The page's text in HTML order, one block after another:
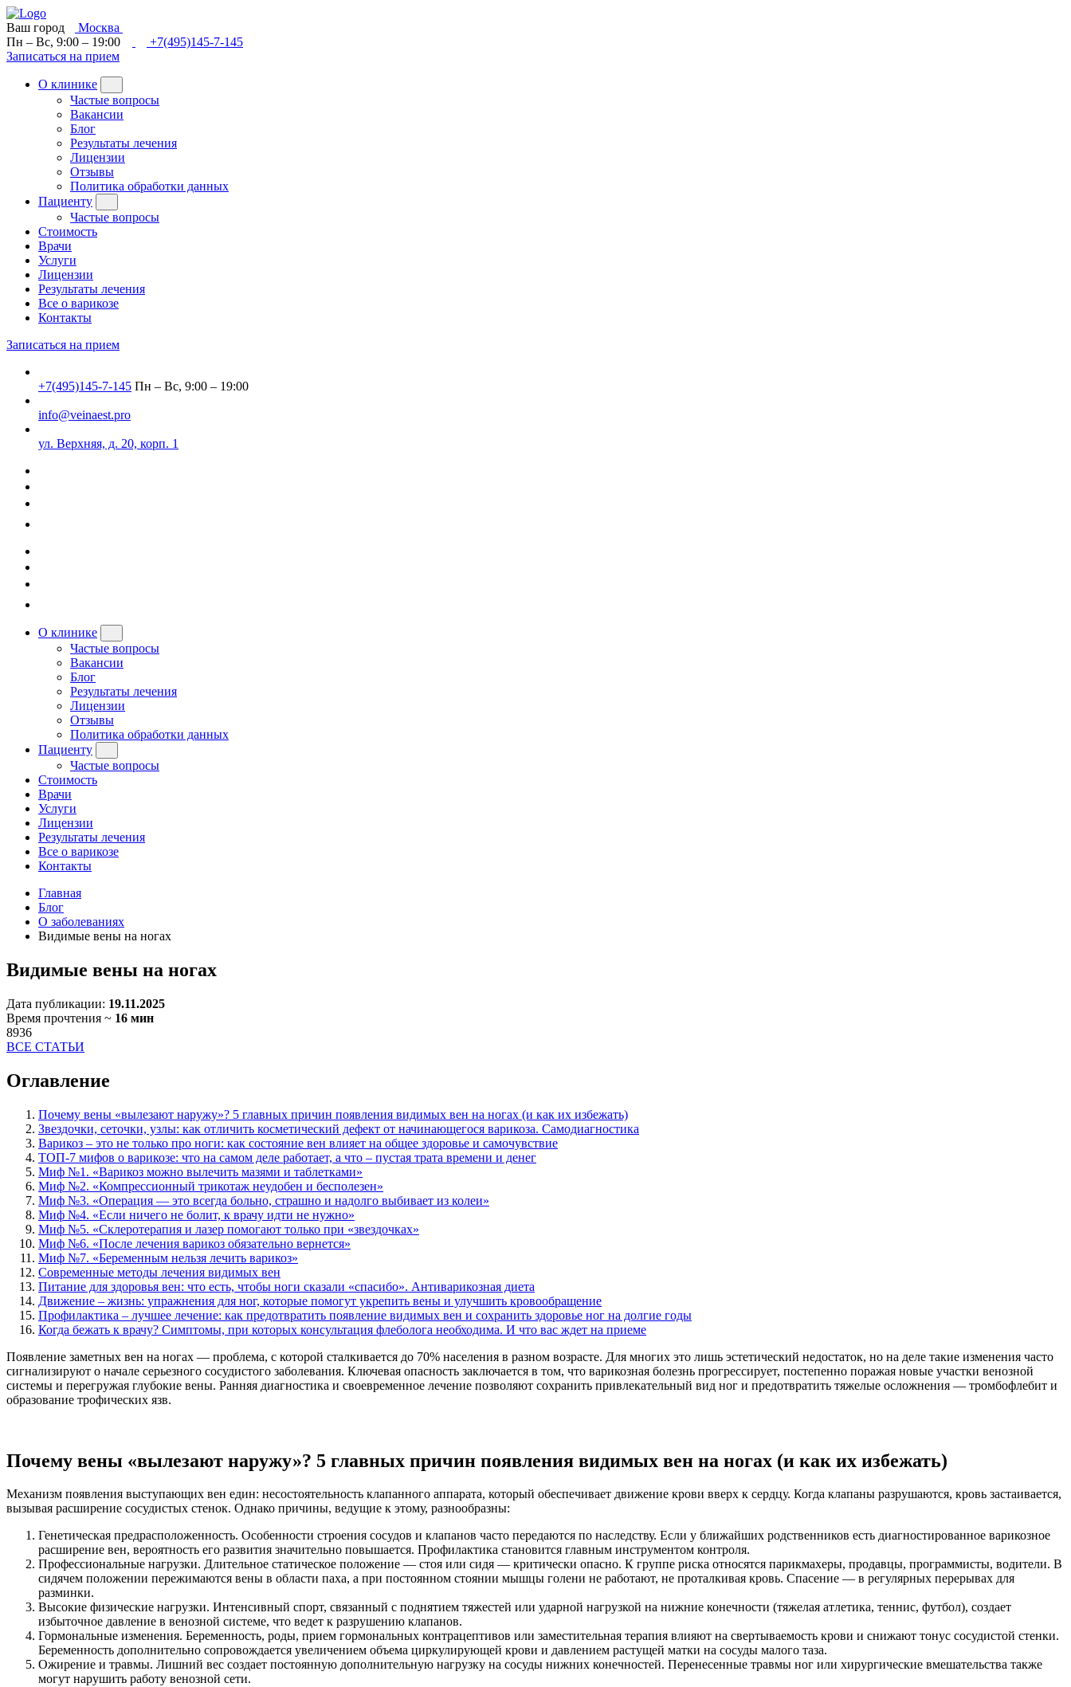
Ваш город
Москва
Пн – Вс, 9:00 – 19:00
+7(495)145-7-145
Записаться на прием
О клинике
Частые вопросы
Вакансии
Блог
Результаты лечения
Лицензии
Отзывы
Политика обработки данных
Пациенту
Частые вопросы
Стоимость
Врачи
Услуги
Лицензии
Результаты лечения
Все о варикозе
Контакты
Записаться на прием
+7(495)145-7-145 Пн – Вс, 9:00 – 19:00
info@veinaest.pro
ул. Верхняя, д. 20, корп. 1
О клинике
Частые вопросы
Вакансии
Блог
Результаты лечения
Лицензии
Отзывы
Политика обработки данных
Пациенту
Частые вопросы
Стоимость
Врачи
Услуги
Лицензии
Результаты лечения
Все о варикозе
Контакты
Главная
Блог
О заболеваниях
Видимые вены на ногах
Видимые вены на ногах
Дата публикации: 19.11.2025
Время прочтения ~ 16 мин
8936
ВСЕ СТАТЬИ
Оглавление
Почему вены «вылезают наружу»? 5 главных причин появления видимых вен на ногах (и как их избежать)
Звездочки, сеточки, узлы: как отличить косметический дефект от начинающегося варикоза. Самодиагностика
Варикоз – это не только про ноги: как состояние вен влияет на общее здоровье и самочувствие
ТОП-7 мифов о варикозе: что на самом деле работает, а что – пустая трата времени и денег
Миф №1. «Варикоз можно вылечить мазями и таблетками»
Миф №2. «Компрессионный трикотаж неудобен и бесполезен»
Миф №3. «Операция — это всегда больно, страшно и надолго выбивает из колеи»
Миф №4. «Если ничего не болит, к врачу идти не нужно»
Миф №5. «Склеротерапия и лазер помогают только при «звездочках»
Миф №6. «После лечения варикоз обязательно вернется»
Миф №7. «Беременным нельзя лечить варикоз»
Современные методы лечения видимых вен
Питание для здоровья вен: что есть, чтобы ноги сказали «спасибо». Антиварикозная диета
Движение – жизнь: упражнения для ног, которые помогут укрепить вены и улучшить кровообращение
Профилактика – лучшее лечение: как предотвратить появление видимых вен и сохранить здоровье ног на долгие годы
Когда бежать к врачу? Симптомы, при которых консультация флеболога необходима. И что вас ждет на приеме
Появление заметных вен на ногах — проблема, с которой сталкивается до 70% населения в разном возрасте. Для многих это лишь эстетический недостаток, но на деле такие изменения часто
сигнализируют о начале серьезного сосудистого заболевания. Ключевая опасность заключается в том, что варикозная болезнь прогрессирует, постепенно поражая новые участки венозной
системы и перегружая глубокие вены. Ранняя диагностика и своевременное лечение позволяют сохранить привлекательный вид ног и предотвратить тяжелые осложнения — тромбофлебит и
образование трофических язв.
Почему вены «вылезают наружу»? 5 главных причин появления видимых вен на ногах (и как их избежать)
Механизм появления выступающих вен един: несостоятельность клапанного аппарата, который обеспечивает движение крови вверх к сердцу. Когда клапаны разрушаются, кровь застаивается,
вызывая расширение сосудистых стенок. Однако причины, ведущие к этому, разнообразны:
Генетическая предрасположенность. Особенности строения сосудов и клапанов часто передаются по наследству. Если у ближайших родственников есть диагностированное варикозное
расширение вен, вероятность его развития значительно повышается. Профилактика становится главным инструментом контроля.
Профессиональные нагрузки. Длительное статическое положение — стоя или сидя — критически опасно. К группе риска относятся парикмахеры, продавцы, программисты, водители. В
сидячем положении пережимаются вены в области паха, а при постоянном стоянии мышцы голени не работают, не проталкивая кровь. Спасение — в регулярных перерывах для
разминки.
Высокие физические нагрузки. Интенсивный спорт, связанный с поднятием тяжестей или ударной нагрузкой на нижние конечности (тяжелая атлетика, теннис, футбол), создает
избыточное давление в венозной системе, что ведет к разрушению клапанов.
Гормональные изменения. Беременность, роды, прием гормональных контрацептивов или заместительная терапия влияют на свертываемость крови и снижают тонус сосудистой стенки.
Беременность дополнительно сопровождается увеличением объема циркулирующей крови и давлением растущей матки на сосуды малого таза.
Ожирение и травмы. Лишний вес создает постоянную дополнительную нагрузку на сосуды нижних конечностей. Перенесенные травмы ног или хирургические вмешательства также
могут нарушить работу венозной сети.